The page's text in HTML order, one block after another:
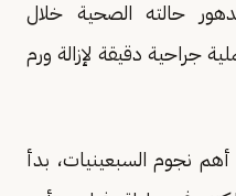
حالته الصحية خلال
جراحية دقيقة لإزالة ورم
نجوم السبعينيات، بدأ